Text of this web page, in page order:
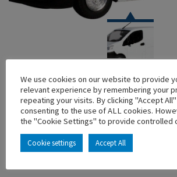
CAR
NISSAN NV200 EUROPEAN VAN –
En stock
Main characteristics :
We use cookies on our website to provide
relevant experience by remembering your
repeating your visits. By clicking "Accept
consenting to the use of ALL cookies.
the "Cookie Settings" to provide controlled
Cookie settings Accept All